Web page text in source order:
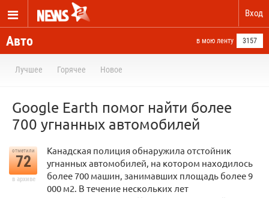
Вход
Авто в мою ленту 3157
Лучшее Горячее Новое
Google Earth помог найти более
700 угнанных автомобилей
отметили
72
в архиве
Канадская полиция обнаружила отстойник
угнанных автомобилей, на котором находилось
более 700 машин, занимавших площадь более 9
000 м2. В течение нескольких лет